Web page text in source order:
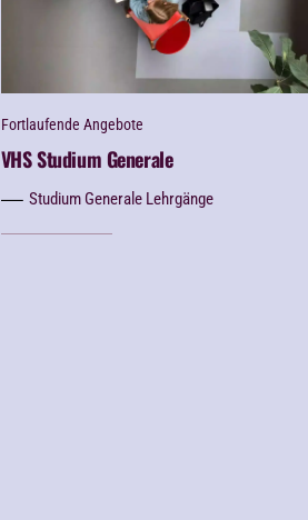
Fortlaufende Angebote
VHS Studium Generale
Studium Generale Lehrgänge